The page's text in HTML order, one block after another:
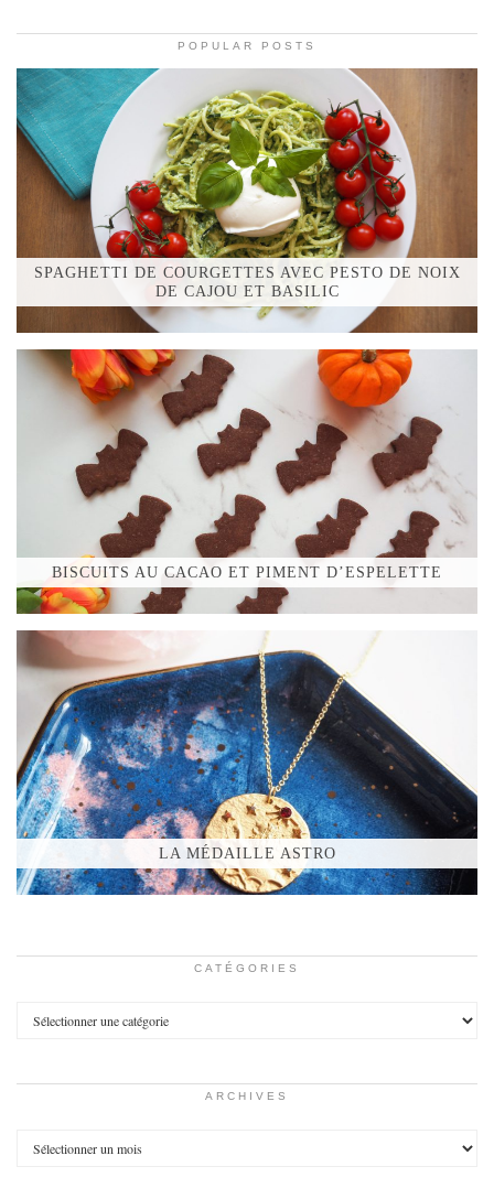
POPULAR POSTS
SPAGHETTI DE COURGETTES AVEC PESTO DE NOIX
DE CAJOU ET BASILIC
BISCUITS AU CACAO ET PIMENT D’ESPELETTE
LA MÉDAILLE ASTRO
CATÉGORIES
ARCHIVES